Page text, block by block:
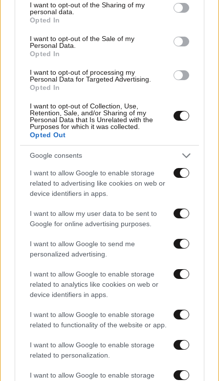
not limited to your visit or usage behaviour. You may click to
grant or deny consent to Google and its third-party tags to
use your data for below specified purposes in below Google
consent section.
I want to opt-out of the Sharing of my
personal data.
Opted In
I want to opt-out of the Sale of my
Personal Data.
Opted In
I want to opt-out of processing my
Personal Data for Targeted Advertising.
Opted In
I want to opt-out of Collection, Use,
Retention, Sale, and/or Sharing of my
Personal Data that Is Unrelated with the
Purposes for which it was collected.
Opted Out
Google consents
I want to allow Google to enable storage
related to advertising like cookies on web or
device identifiers in apps.
I want to allow my user data to be sent to
Google for online advertising purposes.
I want to allow Google to send me
personalized advertising.
I want to allow Google to enable storage
related to analytics like cookies on web or
device identifiers in apps.
I want to allow Google to enable storage
related to functionality of the website or app.
I want to allow Google to enable storage
related to personalization.
I want to allow Google to enable storage
Tablet ή Touch Laptop για Παιδί; Ο Πλήρης
Οδηγός Αγοράς για Γονείς
Θες να γίνεις influencer; Το ChatGPT μπορεί να